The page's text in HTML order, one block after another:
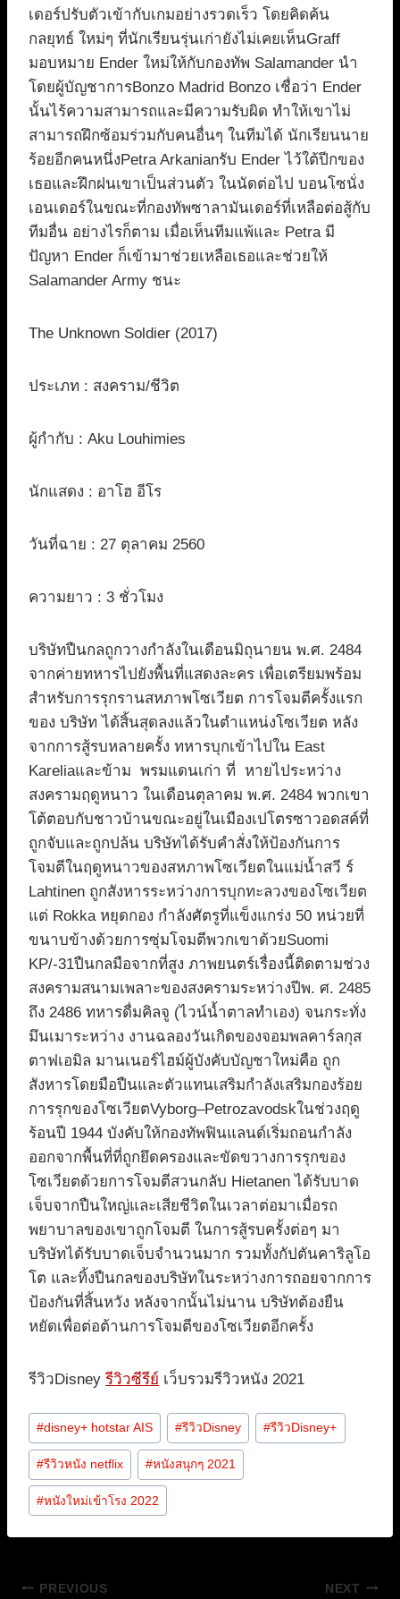
เดอร์ปรับตัวเข้ากับเกมอย่างรวดเร็ว โดยคิดค้น
กลยุทธ์ ใหม่ๆ ที่นักเรียนรุ่นเก่ายังไม่เคยเห็นGraff
มอบหมาย Ender ใหม่ให้กับกองทัพ Salamander นำ
โดยผู้บัญชาการBonzo Madrid Bonzo เชื่อว่า Ender
นั้นไร้ความสามารถและมีความรับผิด ทำให้เขาไม่
สามารถฝึกซ้อมร่วมกับคนอื่นๆ ในทีมได้ นักเรียนนาย
ร้อยอีกคนหนึ่งPetra Arkanianรับ Ender ไว้ใต้ปีกของ
เธอและฝึกฝนเขาเป็นส่วนตัว ในนัดต่อไป บอนโซนั่ง
เอนเดอร์ในขณะที่กองทัพซาลามันเดอร์ที่เหลือต่อสู้กับ
ทีมอื่น อย่างไรก็ตาม เมื่อเห็นทีมแพ้และ Petra มี
ปัญหา Ender ก็เข้ามาช่วยเหลือเธอและช่วยให้
Salamander Army ชนะ
The Unknown Soldier (2017)
ประเภท : สงคราม/ชีวิต
ผู้กำกับ : Aku Louhimies
นักแสดง : อาโฮ อีโร
วันที่ฉาย : 27 ตุลาคม 2560
ความยาว : 3 ชั่วโมง
บริษัทปืนกลถูกวางกำลังในเดือนมิถุนายน พ.ศ. 2484
จากค่ายทหารไปยังพื้นที่แสดงละคร เพื่อเตรียมพร้อม
สำหรับการรุกรานสหภาพโซเวียต การโจมตีครั้งแรก
ของ บริษัท ได้สิ้นสุดลงแล้วในตำแหน่งโซเวียต หลัง
จากการสู้รบหลายครั้ง ทหารบุกเข้าไปใน East
Kareliaและข้าม พรมแดนเก่า ที่ หายไประหว่าง
สงครามฤดูหนาว ในเดือนตุลาคม พ.ศ. 2484 พวกเขา
โต้ตอบกับชาวบ้านขณะอยู่ในเมืองเปโตรซาวอดสค์ที่
ถูกจับและถูกปล้น บริษัทได้รับคำสั่งให้ป้องกันการ
โจมตีในฤดูหนาวของสหภาพโซเวียตในแม่น้ำสวี ร์
Lahtinen ถูกสังหารระหว่างการบุกทะลวงของโซเวียต
แต่ Rokka หยุดกอง กำลังศัตรูที่แข็งแกร่ง 50 หน่วยที่
ขนาบข้างด้วยการซุ่มโจมตีพวกเขาด้วยSuomi
KP/-31ปืนกลมือจากที่สูง ภาพยนตร์เรื่องนี้ติดตามช่วง
สงครามสนามเพลาะของสงครามระหว่างปีพ. ศ. 2485
ถึง 2486 ทหารดื่มคิลจู (ไวน์น้ำตาลทำเอง) จนกระทั่ง
มึนเมาระหว่าง งานฉลองวันเกิดของจอมพลคาร์ลกุส
ตาฟเอมิล มานเนอร์ไฮม์ผู้บังคับบัญชาใหม่คือ ถูก
สังหารโดยมือปืนและตัวแทนเสริมกำลังเสริมกองร้อย
การรุกของโซเวียตVyborg–Petrozavodskในช่วงฤดู
ร้อนปี 1944 บังคับให้กองทัพฟินแลนด์เริ่มถอนกำลัง
ออกจากพื้นที่ที่ถูกยึดครองและขัดขวางการรุกของ
โซเวียตด้วยการโจมตีสวนกลับ Hietanen ได้รับบาด
เจ็บจากปืนใหญ่และเสียชีวิตในเวลาต่อมาเมื่อรถ
พยาบาลของเขาถูกโจมตี ในการสู้รบครั้งต่อๆ มา
บริษัทได้รับบาดเจ็บจำนวนมาก รวมทั้งกัปตันคาริลูโอ
โต และทิ้งปืนกลของบริษัทในระหว่างการถอยจากการ
ป้องกันที่สิ้นหวัง หลังจากนั้นไม่นาน บริษัทต้องยืน
หยัดเพื่อต่อต้านการโจมตีของโซเวียตอีกครั้ง
รีวิวDisneyรีวิวซีรีย์ เว็บรวมรีวิวหนัง 2021
Post
Tags:
#disney+ hotstar AIS #รีวิวDisney #รีวิวDisney+
#รีวิวหนัง netflix #หนังสนุกๆ 2021
#หนังใหม่เข้าโรง 2022
แนะแนว
PREVIOUS NEXT